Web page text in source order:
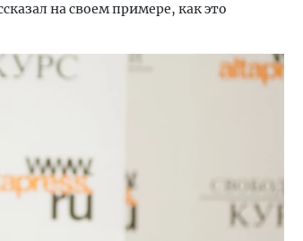
на своем примере, как это
идей.
компании
Двухуровневые номера и
Каким будет новый